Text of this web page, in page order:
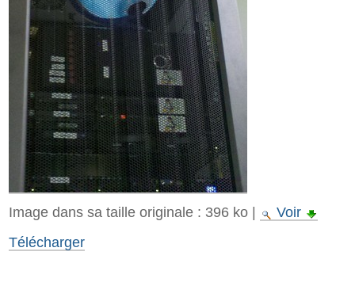
Image dans sa taille originale : 396 ko|
Voir
Télécharger